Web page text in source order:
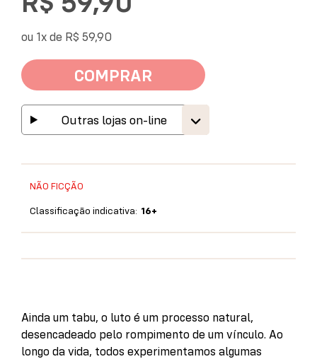
COMPRAR
ou 1x de R$ 59,90
Outras lojas on-line
NÃO FICÇÃO
Classificação indicativa: 16+
Ainda um tabu, o luto é um processo natural,
desencadeado pelo rompimento de um vínculo. Ao
longo da vida, todos experimentamos algumas